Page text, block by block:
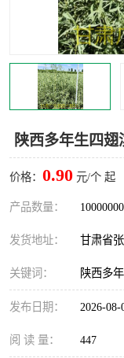
陕西多年生四
价格： 0.90 元/个 起
产品数量：
发货地址： 甘肃省
关键词： 陕西多
发布日期： 2026-08-
阅 读 量： 447